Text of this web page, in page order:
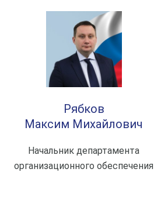
Рябков
Максим Михайлович
Начальник департамента
организационного обеспечения